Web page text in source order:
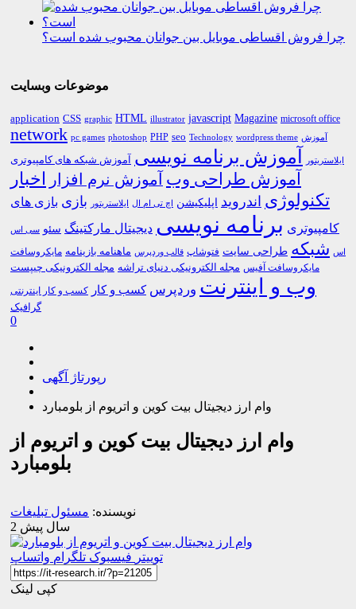
چرا فروش اقساطی موبایل بین جوانان محبوب شده است؟
موضوعات وبسایت
application CSS graphic HTML illustrator javascript Magazine microsoft office
network pc games photoshop PHP seo Technology wordpress theme آموزش
ایلاستریتور آموزش برنامه نویسی آموزش شبکه های کامپیوتری
آموزش طراحی وب آموزش نرم افزار اخبار
تکنولوژی اندروید اپلیکیشن اچ تی ام ال ایلاستریتور بازی بازی های
کامپیوتری برنامه نویسی دیجیتال مارکتینگ سئو سی اس
اس شبکه طراحی سایت فتوشاپ قالب وردپرس ماهنامه بازینامه مایکروسافت
مایکروسافت آفیس مجله الکترونیکی دنیای تراشه مجله الکترونیکی چیپست
وب و اینترنت وردپرس کسب و کار کسب و کار اینترنتی
گرافیک
0
رپورتاژ آگهی
وام ارز دیجیتال بیت کوین و اتریوم از بلومبارد
وام ارز دیجیتال بیت کوین و اتریوم از
بلومبارد
نویسنده: مسئول تبلیغات
2 سال پیش
توییتر فیسبوک تلگرام واتساپ
کپی لینک